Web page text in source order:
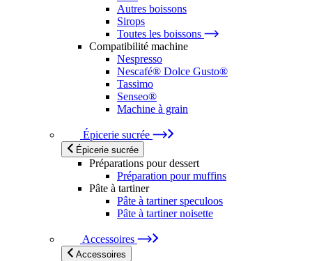
Autres boissons
Sirops
Toutes les boissons
Compatibilité machine
Nespresso
Nescafé® Dolce Gusto®
Tassimo
Senseo®
Machine à grain
Épicerie sucrée
Épicerie sucrée
Préparations pour dessert
Préparation pour muffins
Pâte à tartiner
Pâte à tartiner speculoos
Pâte à tartiner noisette
Accessoires
Accessoires